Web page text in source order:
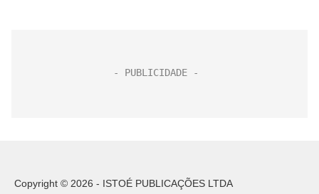
Copyright © 2026 - ISTOÉ PUBLICAÇÕES LTDA